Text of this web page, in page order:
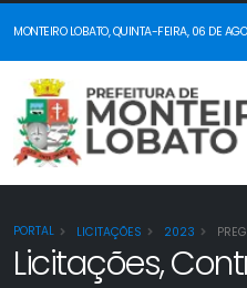
MONTEIRO LOBATO, QUINTA-FEIRA, 06 DE
PORTAL LICITAÇÕES 2023
Licitações,